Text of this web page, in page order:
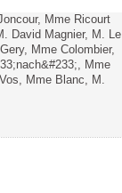
Mme Ricourt
David Magnier, M. Le
Mme Colombier,
Mme
Mme Blanc, M.